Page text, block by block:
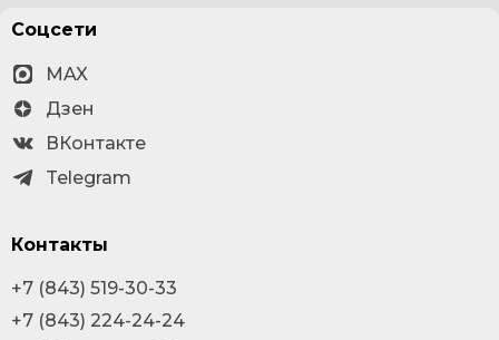
Соцсети
MAX
Дзен
ВКонтакте
Telegram
Контакты
+7 (843) 519-30-33
+7 (843) 224-24-24